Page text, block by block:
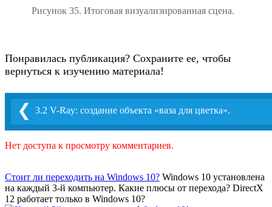
Рисунок 35. Итоговая визуализированная сцена.
Понравилась публикация? Сохраните ее, чтобы
вернуться к изучению материала!
❮ 3.2 V-Ray: создание объекта «ваза для цветка».
Нет доступа к просмотру комментариев.
Стоит ли переходить на Windows 10? Windows 10 установлена
на каждый 3-й компьютер. Какие плюсы от перехода? DirectX
12 работает только в Windows 10?